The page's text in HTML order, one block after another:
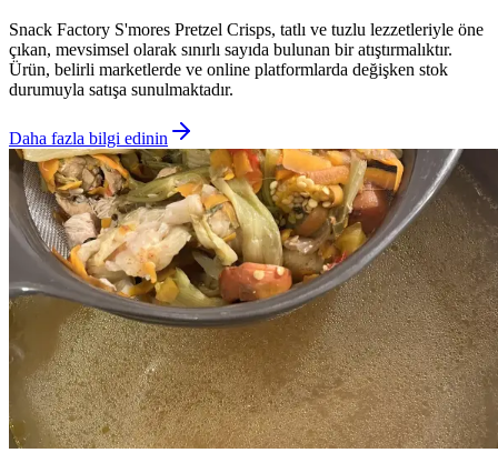
Snack Factory S'mores Pretzel Crisps, tatlı ve tuzlu lezzetleriyle öne
çıkan, mevsimsel olarak sınırlı sayıda bulunan bir atıştırmalıktır.
Ürün, belirli marketlerde ve online platformlarda değişken stok
durumuyla satışa sunulmaktadır.
Daha fazla bilgi edinin